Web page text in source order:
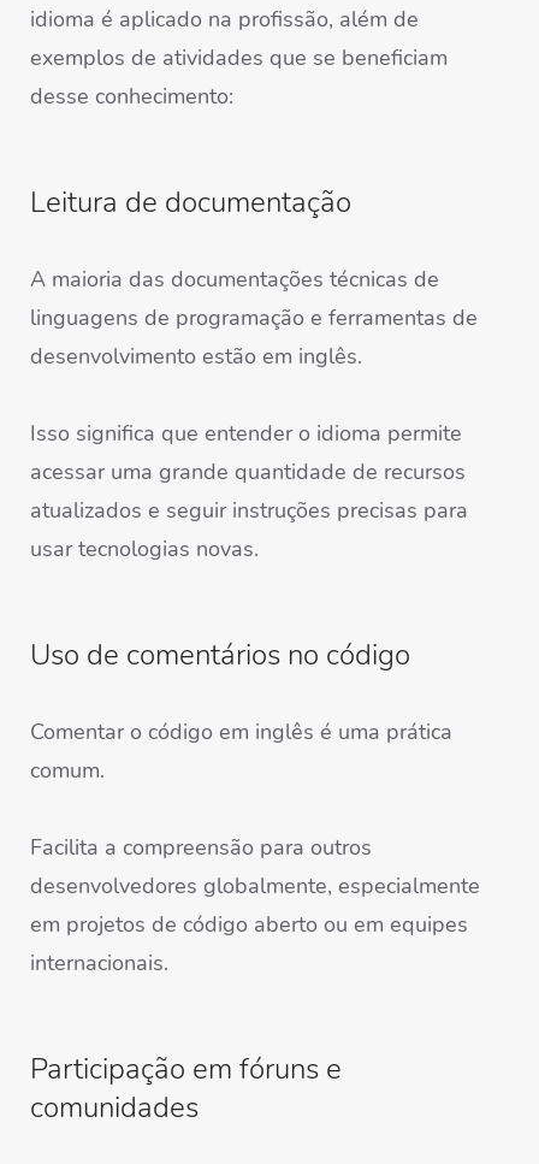
idioma é aplicado na profissão, além de
exemplos de atividades que se beneficiam
desse conhecimento:
Leitura de documentação
A maioria das documentações técnicas de
linguagens de programação e ferramentas de
desenvolvimento estão em inglês.
Isso significa que entender o idioma permite
acessar uma grande quantidade de recursos
atualizados e seguir instruções precisas para
usar tecnologias novas.
Uso de comentários no código
Comentar o código em inglês é uma prática
comum.
Facilita a compreensão para outros
desenvolvedores globalmente, especialmente
em projetos de código aberto ou em equipes
internacionais.
Participação em fóruns e
comunidades